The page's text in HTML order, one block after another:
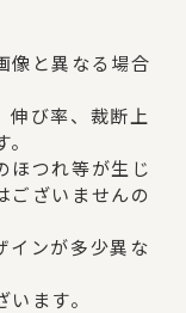
像と異なる場合
伸び率、裁断上
ほつれ等が生じ
ございませんの
インが多少異な
ます。